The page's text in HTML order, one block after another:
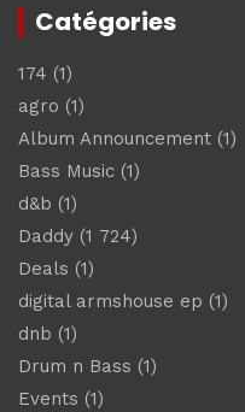
Catégories
174 (1)
agro (1)
Album Announcement (1)
Bass Music (1)
d&b (1)
Daddy (1 724)
Deals (1)
digital armshouse ep (1)
dnb (1)
Drum n Bass (1)
Events (1)